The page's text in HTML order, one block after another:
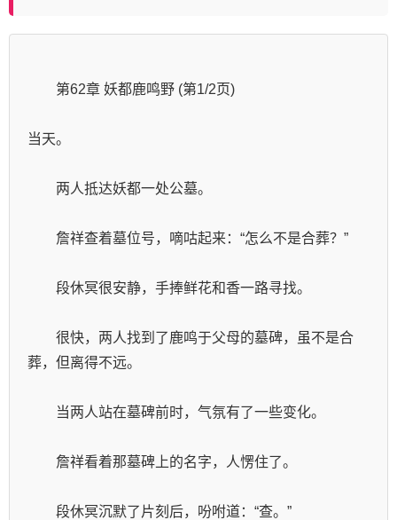
        第62章 妖都鹿鸣野 (第1/2页)
当天。
两人抵达妖都一处公墓。
詹祥查着墓位号，嘀咕起来：“怎么不是合葬？”
段休冥很安静，手捧鲜花和香一路寻找。
很快，两人找到了鹿鸣于父母的墓碑，虽不是合
葬，但离得不远。
当两人站在墓碑前时，气氛有了一些变化。
詹祥看着那墓碑上的名字，人愣住了。
段休冥沉默了片刻后，吩咐道：“查。”